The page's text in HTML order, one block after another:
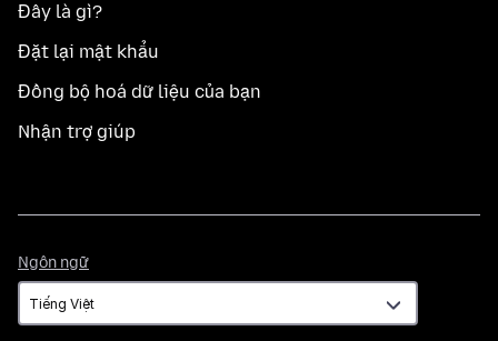
Đây là gì?
Đặt lại mật khẩu
Đồng bộ hoá dữ liệu của bạn
Nhận trợ giúp
Ngôn ngữ
ngữ